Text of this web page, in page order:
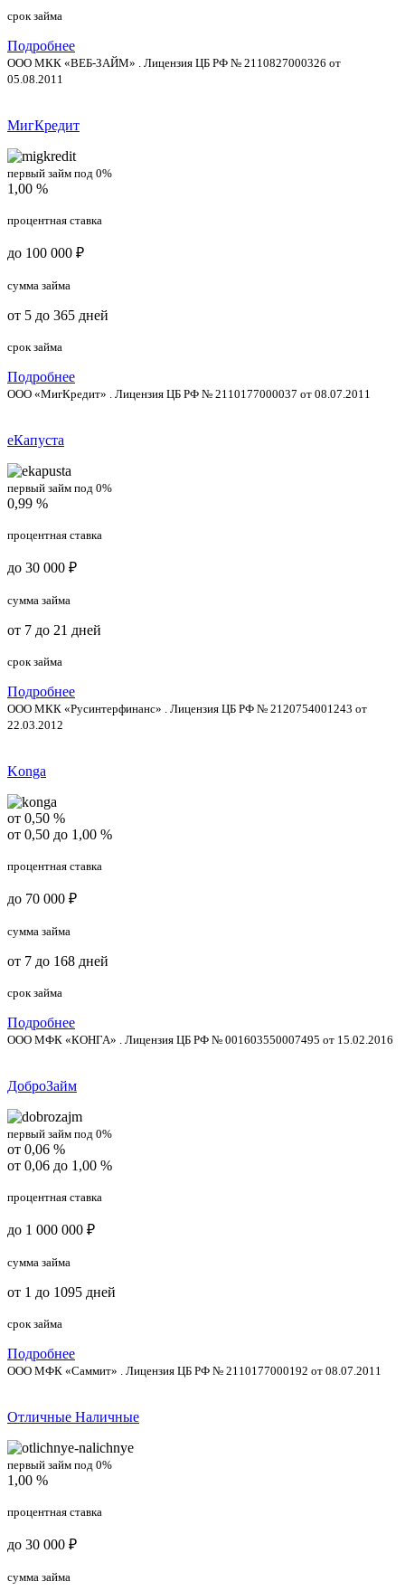
срок займа
Подробнее
ООО МКК «ВЕБ-ЗАЙМ» . Лицензия ЦБ РФ № 2110827000326 от
05.08.2011
МигКредит
первый займ под 0%
1,00 %
процентная ставка
до 100 000 ₽
сумма займа
от 5 до 365 дней
срок займа
Подробнее
ООО «МигКредит» . Лицензия ЦБ РФ № 2110177000037 от 08.07.2011
еКапуста
первый займ под 0%
0,99 %
процентная ставка
до 30 000 ₽
сумма займа
от 7 до 21 дней
срок займа
Подробнее
ООО МКК «Русинтерфинанс» . Лицензия ЦБ РФ № 2120754001243 от
22.03.2012
Konga
от 0,50 %
от 0,50 до 1,00 %
процентная ставка
до 70 000 ₽
сумма займа
от 7 до 168 дней
срок займа
Подробнее
ООО МФК «КОНГА» . Лицензия ЦБ РФ № 001603550007495 от 15.02.2016
ДоброЗайм
первый займ под 0%
от 0,06 %
от 0,06 до 1,00 %
процентная ставка
до 1 000 000 ₽
сумма займа
от 1 до 1095 дней
срок займа
Подробнее
ООО МФК «Саммит» . Лицензия ЦБ РФ № 2110177000192 от 08.07.2011
Отличные Наличные
первый займ под 0%
1,00 %
процентная ставка
до 30 000 ₽
сумма займа